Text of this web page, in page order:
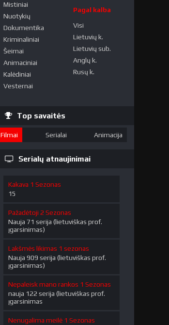
Mistiniai
Nuotykių
Dokumentika
Kriminaliniai
Šeimai
Animaciniai
Kalėdiniai
Vesternai
Pagal kalba
Visi
Lietuvių k.
Lietuvių sub.
Anglų k.
Rusų k.
Top savaitės
Filmai Serialai Animacija
Serialų atnaujinimai
Kakava 1 Sezonas
15
Pažadėtoji 2 Sezonas
Nauja 71 serija (lietuviškas prof.
įgarsinimas)
Lakšmės likimas 1 sezonas
Nauja 909 serija (lietuviškas prof.
įgarsinimas)
Nepaleisk mano rankos 1 Sezonas
nauja 122 serija (lietuviškas prof.
įgarsinimas
Nenugalima meilė 1 Sezonas